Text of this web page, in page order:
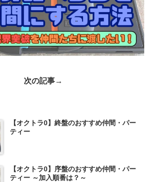
次の記事→
【オクトラ0】終盤のおすすめ仲間・パー
ティー
【オクトラ0】序盤のおすすめ仲間・パー
ティー ～加入順番は？～